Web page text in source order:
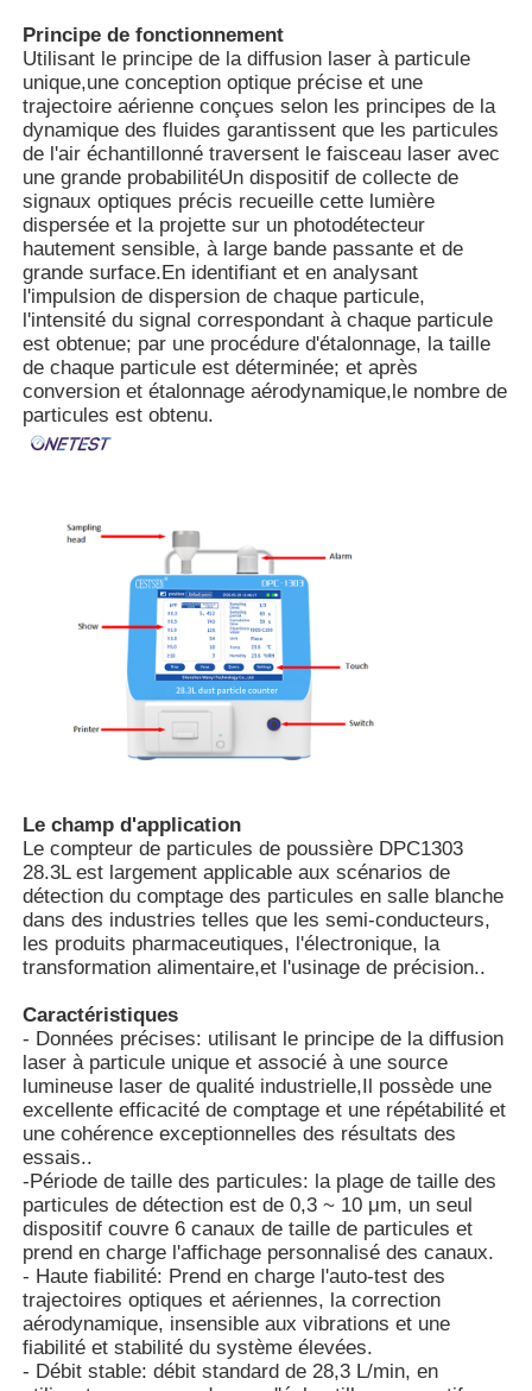
Contact
nouvelles
Les cas le montrent
Demande de soumission
Détecteur de rayonnement nucléaire
capteur de rayon de x
Système de surveillance des radiations nucléaires
détecteur de radon
Moniteur d'ions négatifs atmosphériques
Détecteur de PM2.5
Compteur de particules de poussière
Appareil de surveillance de la qualité de l'air
Système de surveillance de la qualité de l'air extérieur
Détecteur d'ions négatifs
Détecteur d'ozone
Série d'instruments à ultrasons Taiwan Huibo
Principe de fonctionnement
Utilisant le principe de la diffusion laser à particule
unique,une conception optique précise et une
trajectoire aérienne conçues selon les principes de la
dynamique des fluides garantissent que les particules
de l'air échantillonné traversent le faisceau laser avec
une grande probabilitéUn dispositif de collecte de
signaux optiques précis recueille cette lumière
dispersée et la projette sur un photodétecteur
hautement sensible, à large bande passante et de
grande surface.En identifiant et en analysant
l'impulsion de dispersion de chaque particule,
l'intensité du signal correspondant à chaque particule
est obtenue; par une procédure d'étalonnage, la taille
de chaque particule est déterminée; et après
conversion et étalonnage aérodynamique,le nombre de
particules est obtenu.
Le champ d'application
Le compteur de particules de poussière DPC1303
28.3L est largement applicable aux scénarios de
détection du comptage des particules en salle blanche
dans des industries telles que les semi-conducteurs,
les produits pharmaceutiques, l'électronique, la
transformation alimentaire,et l'usinage de précision..
Caractéristiques
- Données précises: utilisant le principe de la diffusion
laser à particule unique et associé à une source
lumineuse laser de qualité industrielle,Il possède une
excellente efficacité de comptage et une répétabilité et
une cohérence exceptionnelles des résultats des
essais..
-Période de taille des particules: la plage de taille des
particules de détection est de 0,3 ~ 10 μm, un seul
dispositif couvre 6 canaux de taille de particules et
prend en charge l'affichage personnalisé des canaux.
- Haute fiabilité: Prend en charge l'auto-test des
trajectoires optiques et aériennes, la correction
aérodynamique, insensible aux vibrations et une
fiabilité et stabilité du système élevées.
- Débit stable: débit standard de 28,3 L/min, en